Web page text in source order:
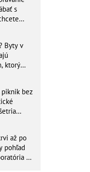
s
Byty v
ktorý
bez
až po
pohľad
na